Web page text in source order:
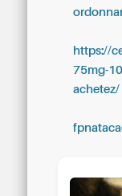
https://
75mg-
achetez/